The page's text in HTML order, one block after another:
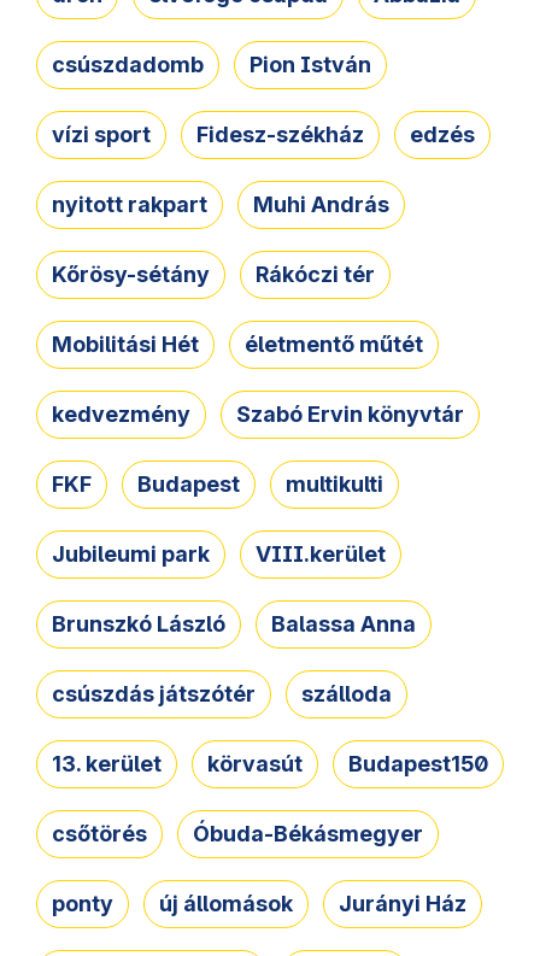
csúszdadomb Pion István
vízi sport Fidesz-székház edzés
nyitott rakpart Muhi András
Kőrösy-sétány Rákóczi tér
Mobilitási Hét életmentő műtét
kedvezmény Szabó Ervin könyvtár
FKF Budapest multikulti
Jubileumi park VIII.kerület
Brunszkó László Balassa Anna
csúszdás játszótér szálloda
13. kerület körvasút Budapest150
csőtörés Óbuda-Békásmegyer
ponty új állomások Jurányi Ház